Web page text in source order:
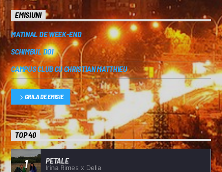
EMISIUNI
MATINAL DE WEEK-END
SCHIMBUL DOI
CAMPUS CLUB CU CHRISTIAN MATTHIEU
GRILA DE EMISIE
TOP 40
1 PETALE
Irina Rimes x Delia